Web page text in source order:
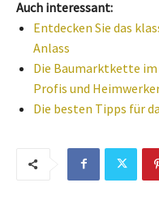
Auch interessant:
Entdecken Sie das
Anlass
Die Baumarktkette im
Profis und
Die besten Tipps für